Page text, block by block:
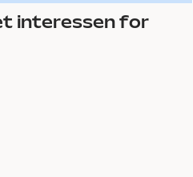
interessen for